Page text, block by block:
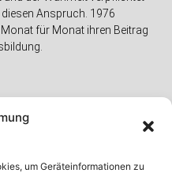
um Geräteinformationen zu
Anspruch. 1976
für Monat ihren Beitrag
Rechtliches